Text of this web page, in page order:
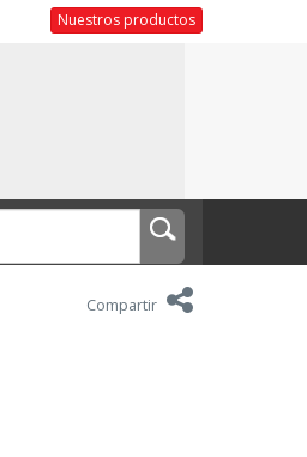
Nuestros productos
Compartir